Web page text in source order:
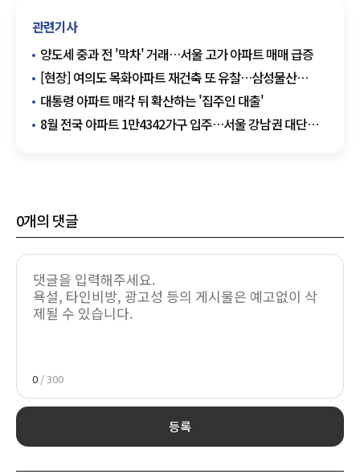
관련기사
양도세 중과 전 '막차' 거래…서울 고가 아파트 매매 급증
[현장] 여의도 목화아파트 재건축 또 유찰…삼성물산
무혈입성 청신호
대통령 아파트 매각 뒤 확산하는 '집주인 대출'
8월 전국 아파트 1만4342가구 입주…서울 강남권 대단지
0개의 댓글
0 / 300
등록